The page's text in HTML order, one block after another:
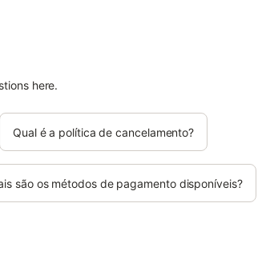
here.
Qual é a política de cancelamento?
são os métodos de pagamento disponíveis?